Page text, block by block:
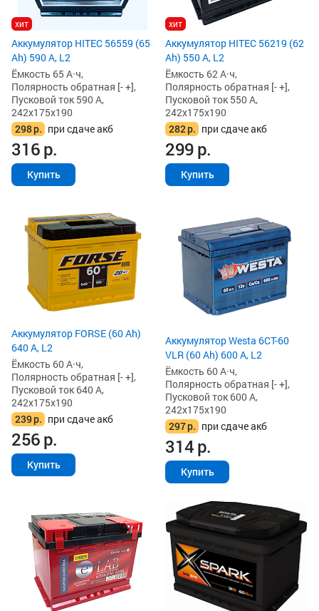
хит
Аккумулятор HITEC 56559 (65
Ah) 590 А, L2
Ёмкость 65 А·ч,
Полярность обратная [- +],
Пусковой ток 590 А,
242x175x190
298р. при сдаче акб
316р.
Купить
хит
Аккумулятор HITEC 56219 (62
Ah) 550 А, L2
Ёмкость 62 А·ч,
Полярность обратная [- +],
Пусковой ток 550 А,
242x175x190
282р. при сдаче акб
299р.
Купить
Аккумулятор FORSE (60 Ah)
640 А, L2
Ёмкость 60 А·ч,
Полярность обратная [- +],
Пусковой ток 640 А,
242x175x190
239р. при сдаче акб
256р.
Купить
Аккумулятор Westa 6СТ-60
VLR (60 Ah) 600 А, L2
Ёмкость 60 А·ч,
Полярность обратная [- +],
Пусковой ток 600 А,
242x175x190
297р. при сдаче акб
314р.
Купить